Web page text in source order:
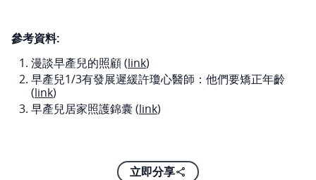
參考資料:
漫談早產兒的照顧 (link)
早產兒1/3有發展遲緩許瓊心醫師：他們要矯正年齡
(link)
早產兒居家照護錦囊 (link)
立即分享